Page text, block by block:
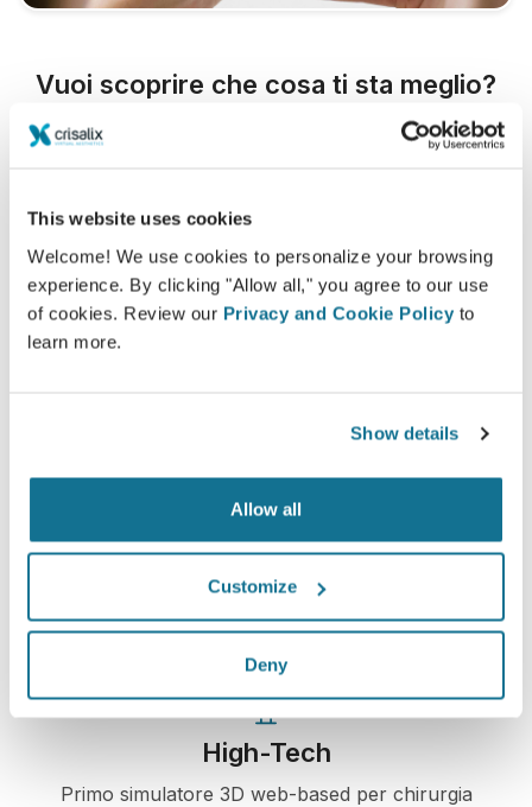
This website uses cookies
Welcome! We use cookies to personalize your browsing
experience. By clicking "Allow all," you agree to our use
of cookies. Review our Privacy and Cookie Policy to
learn more.
Show details
Allow all
Customize
Deny
Vuoi scoprire che cosa ti sta meglio?
Dopo la visita,
potrebbe lasciarti
simulazioni con la tua famiglia, amici o con chiunque
tu desideri.
Vedi il tuo nuovo tu ORA!
Facile e sicuro
Crisalix si impegna a proteggere sempre la tua
le tue informazioni rese sicure e protette.
High-Tech
Primo simulatore 3D web-based per chirurgia